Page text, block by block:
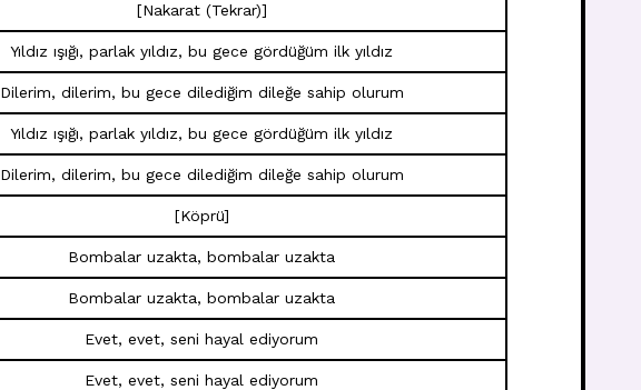
[Nakarat (Tekrar)]
Yıldız ışığı, parlak yıldız, bu gece gördüğüm ilk yıldız
Dilerim, dilerim, bu gece dilediğim dileğe sahip olurum
Yıldız ışığı, parlak yıldız, bu gece gördüğüm ilk yıldız
Dilerim, dilerim, bu gece dilediğim dileğe sahip olurum
[Köprü]
Bombalar uzakta, bombalar uzakta
Bombalar uzakta, bombalar uzakta
Evet, evet, seni hayal ediyorum
Evet, evet, seni hayal ediyorum